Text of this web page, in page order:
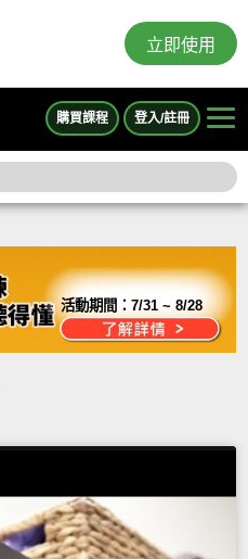
立即使用
購買課程 登入/註冊
活動期間：7/31 ~ 8/28